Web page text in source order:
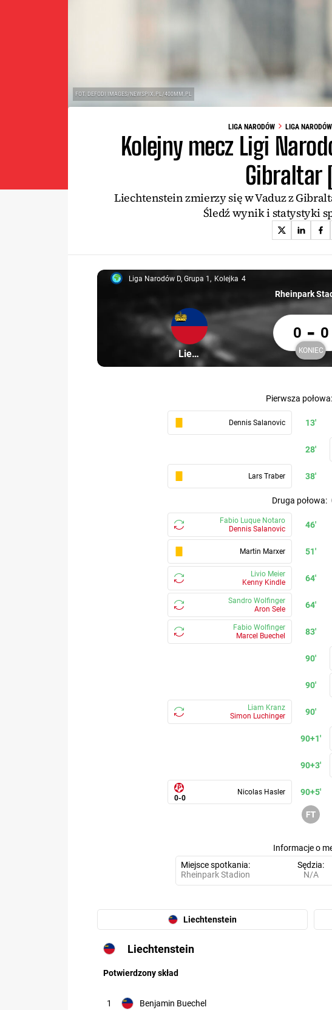
FOT. DEFODI IMAGES/NEWSPIX.PL/400MM.PL
LIGA NARODÓW LIGA NARODÓW
Kolejny mecz Ligi
Gibraltar
Liechtenstein zmierzy się w Vaduz z
Śledź wynik i statystyki
Liga Narodów D, grupa 1, 4
Liga Narodów D, Grupa 1 Kolejka 4
Rheinpark
Uczestnik: Liechtenstein
Liechtenstein
Liechtenstein 0
0 - 0
Koniec
KONIEC
pierwsza połowa:
13'
Dennis Salanovic
28'
38'
Lars Traber
druga połowa:
46'
Fabio Luque Notaro
Dennis Salanovic
51'
Martin Marxer
64'
Livio Meier
Kenny Kindle
64'
Sandro Wolfinger
Aron Sele
83'
Fabio Wolfinger
Marcel Buechel
90'
90'
90'
Liam Kranz
Simon Luchinger
90+1'
90+3'
90+5'
0-0
Nicolas Hasler
Informacje o
Miejsce spotkania
Rheinpark Stadion
Sędzia
N/A
Liechtenstein
Liechtenstein
Potwierdzony skład
1 Benjamin Buechel